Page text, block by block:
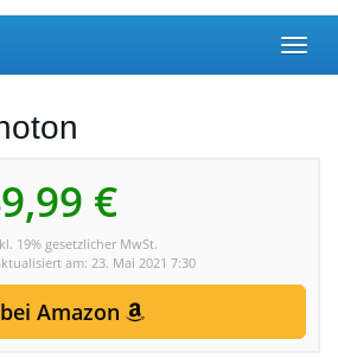
€
19% gesetzlicher MwSt.
am: 23. Mai 2021 7:30
bei Amazon